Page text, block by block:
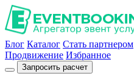
Блог Каталог Стать партнером
Продвижение Избранное
Запросить расчет